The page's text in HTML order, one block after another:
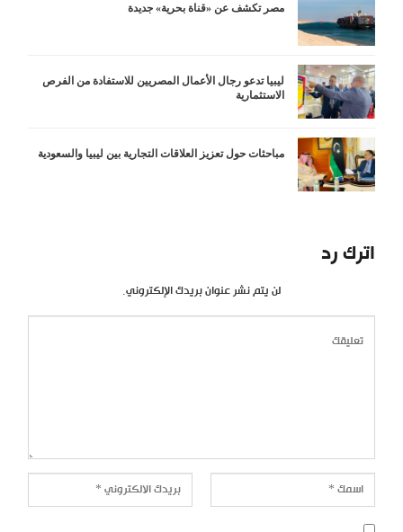
مصر تكشف عن «قناة بحرية» جديدة
ليبيا تدعو رجال الأعمال المصريين للاستفادة من الفرص
الاستثمارية
مباحثات حول تعزيز العلاقات التجارية بين ليبيا والسعودية
اترك رد
لن يتم نشر عنوان بريدك الإلكتروني.